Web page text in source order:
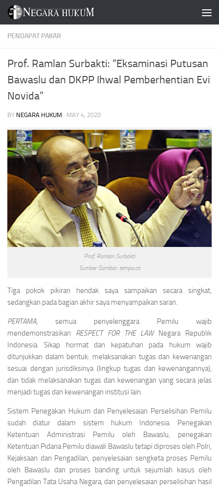
Skip to content
PENDAPAT PAKAR
Prof. Ramlan Surbakti: “Eksaminasi Putusan
Bawaslu dan DKPP Ihwal Pemberhentian Evi
Novida”
BY NEGARA HUKUM · MAY 4, 2020
Prof. Ramlan Surbakti
Sumber Gambar: tempo.co
Tiga pokok pikiran hendak saya sampaikan secara singkat,
sedangkan pada bagian akhir saya menyampaikan saran.
PERTAMA, semua penyelenggara Pemilu wajib
mendemonstrasikan RESPECT FOR THE LAW Negara Republik
Indonesia. Sikap hormat dan kepatuhan pada hukum wajib
ditunjukkan dalam bentuk: melaksanakan tugas dan kewenangan
sesuai dengan jurisdiksinya (lingkup tugas dan kewenangannya),
dan tidak melaksanakan tugas dan kewenangan yang secara jelas
menjadi tugas dan kewenangan institusi lain.
Sistem Penegakan Hukum dan Penyelesaian Perselisihan Pemilu
sudah diatur dalam sistem hukum Indonesia. Penegakan
Ketentuan Administrasi Pemilu oleh Bawaslu, penegakan
Ketentuan Pidana Pemilu diawali Bawaslu tetapi diproses oleh Polri,
Kejaksaan dan Pengadilan, penyelesaian sengketa proses Pemilu
oleh Bawaslu dan proses banding untuk sejumlah kasus oleh
Pengadilan Tata Usaha Negara, dan penyelesaian perselisihan hasil